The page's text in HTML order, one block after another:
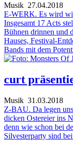
Musik 27.04.2018
E-WERK. Es wird
Insgesamt 17 Acts
Bühnen drinnen und
Hauses, Festival-
Bands mit dem
curt
Musik 31.03.2018
Z-BAU. Da legen
dicken Ostereier ins
denn wie schon bei
Silvesterparty sind